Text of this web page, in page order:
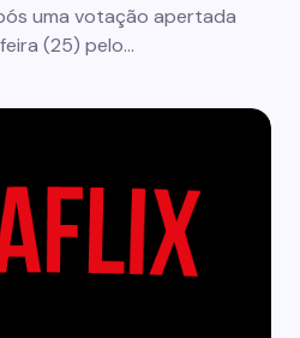
uma votação apertada
(25) pelo…